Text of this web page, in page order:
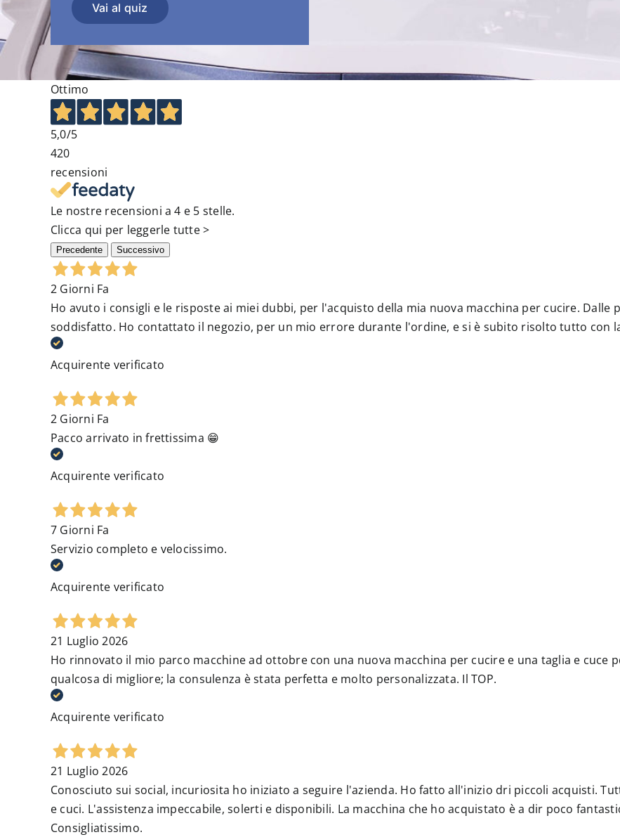
Vai al quiz
Ottimo
5,0/5
420
recensioni
Le nostre recensioni a 4 e 5 stelle.
Clicca qui per leggerle tutte >
Precedente Successivo
2 Giorni Fa
Ho avuto i consigli e le risposte ai miei dubbi, per l'acquisto della mia nuova macchina per cucire.
soddisfatto. Ho contattato il negozio, per un mio errore durante l'ordine, e si è subito risolto tutto con
Acquirente verificato
2 Giorni Fa
Pacco arrivato in frettissima 😁
Acquirente verificato
7 Giorni Fa
Servizio completo e velocissimo.
Acquirente verificato
21 Luglio 2026
Ho rinnovato il mio parco macchine ad ottobre con una nuova macchina per cucire e una taglia e cuce
qualcosa di migliore; la consulenza è stata perfetta e molto personalizzata. Il TOP.
Acquirente verificato
21 Luglio 2026
Conosciuto sui social, incuriosita ho iniziato a seguire l'azienda. Ho fatto all'inizio dri piccoli acquisti.
e cuci. L'assistenza impeccabile, solerti e disponibili. La macchina che ho acquistato è a dir poco
Consigliatissimo.